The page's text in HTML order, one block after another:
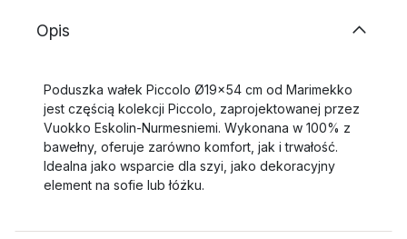
Opis
Poduszka wałek Piccolo Ø19x54 cm od Marimekko
jest częścią kolekcji Piccolo, zaprojektowanej przez
Vuokko Eskolin-Nurmesniemi. Wykonana w 100% z
bawełny, oferuje zarówno komfort, jak i trwałość.
Idealna jako wsparcie dla szyi, jako dekoracyjny
element na sofie lub łóżku.